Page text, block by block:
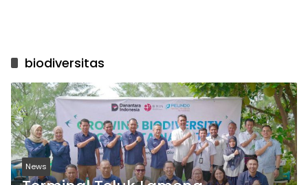
biodiversitas
News